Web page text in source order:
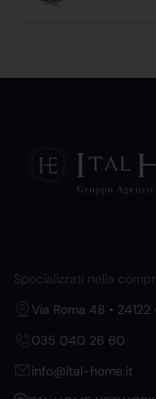
Specializzati nella
Via Roma 48 •
035 040 26 60
info@ital-home.it